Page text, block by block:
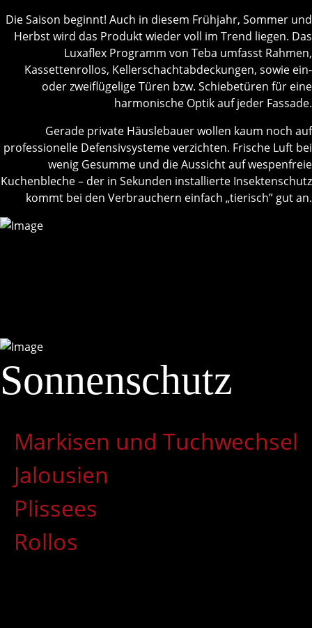
Die Saison beginnt! Auch in diesem Frühjahr, Sommer und
Herbst wird das Produkt wieder voll im Trend liegen. Das
Luxaflex Programm von Teba umfasst Rahmen,
Kassettenrollos, Kellerschachtabdeckungen, sowie ein-
oder zweiflügelige Türen bzw. Schiebetüren für eine
harmonische Optik auf jeder Fassade.
Gerade private Häuslebauer wollen kaum noch auf
professionelle Defensivsysteme verzichten. Frische Luft bei
wenig Gesumme und die Aussicht auf wespenfreie
Kuchenbleche – der in Sekunden installierte Insektenschutz
kommt bei den Verbrauchern einfach „tierisch” gut an.
Sonnenschutz
Markisen und Tuchwechsel
Jalousien
Plissees
Rollos